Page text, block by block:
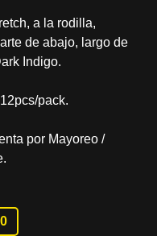
a la rodilla,
de abajo, largo de
Indigo.
pack.
por Mayoreo /